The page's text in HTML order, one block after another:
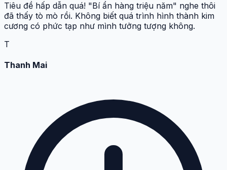
Tiêu đề hấp dẫn quá! "Bí ẩn hàng triệu năm" nghe thôi
đã thấy tò mò rồi. Không biết quá trình hình thành kim
cương có phức tạp như mình tưởng tượng không.
T
Thanh Mai